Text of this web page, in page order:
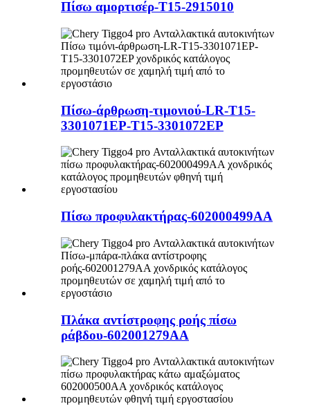
Πίσω αμορτισέρ-T15-2915010
Πίσω-άρθρωση-τιμονιού-LR-T15-
3301071EP-T15-3301072EP
Πίσω προφυλακτήρας-602000499AA
Πλάκα αντίστροφης ροής πίσω
ράβδου-602001279AA